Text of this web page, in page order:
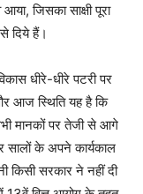
जिसका साक्षी पूरा
दिये हैं।
धीरे-धीरे पटरी पर
आज स्थिति यह है कि
मानकों पर तेजी से आगे
सालों के अपने कार्यकाल
किसी सरकार ने नहीं दी